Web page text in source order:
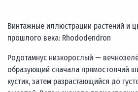
Винтажные иллюстрации растений и
прошлого века: Rhododendron
Родотамнус низкорослый —
образующий сначала прямостоячий
кустик, затем разрастающийся до